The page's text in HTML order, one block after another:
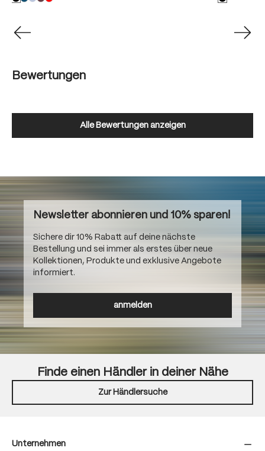
Bewertungen
Alle Bewertungen anzeigen
Newsletter abonnieren und 10% sparen!
Sichere dir 10% Rabatt auf deine nächste
Bestellung und sei immer als erstes über neue
Kollektionen, Produkte und exklusive Angebote
informiert.
anmelden
Finde einen Händler in deiner Nähe
Zur Händlersuche
Unternehmen